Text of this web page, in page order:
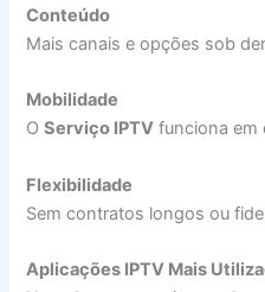
Conteúdo
Mais canais e opções sob
Mobilidade
OServiço IPTV funciona em
Flexibilidade
Sem contratos longos ou
Aplicações IPTV Mais